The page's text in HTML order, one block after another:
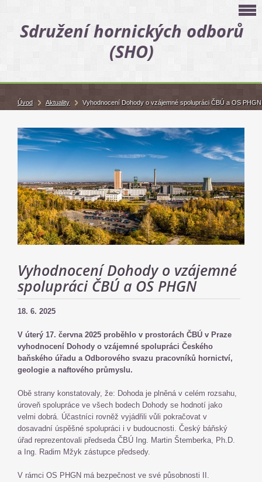
Sdružení hornických odborů
(SHO)
Vyhodnocení Dohody o vzájemné
spolupráci ČBÚ a OS PHGN
18. 6. 2025
V úterý 17. června 2025 proběhlo v prostorách ČBÚ v Praze
vyhodnocení Dohody o vzájemné spolupráci Českého
baňského úřadu a Odborového svazu pracovníků hornictví,
geologie a naftového průmyslu.
Obě strany konstatovaly, že: Dohoda je plněná v celém rozsahu,
úroveň spolupráce ve všech bodech Dohody se hodnotí jako
velmi dobrá. Účastníci rovněž vyjádřili vůli pokračovat v
dosavadní úspěšné spolupráci i v budoucnosti. Český báňský
úřad reprezentovali předseda ČBÚ Ing. Martin Štemberka, Ph.D.
a Ing. Radim Mžyk zástupce předsedy.
V rámci OS PHGN má bezpečnost ve své působnosti II.
Úvod Aktuality Vyhodnocení Dohody o vzájemné spolupráci ČBÚ a OS PHGN